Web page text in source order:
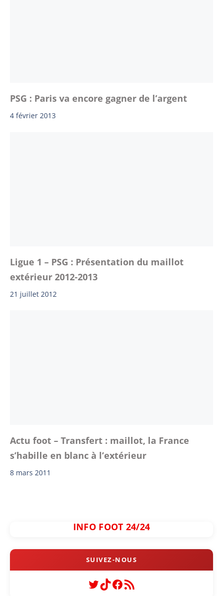
PSG : Paris va encore gagner de l’argent
4 février 2013
Ligue 1 – PSG : Présentation du maillot
extérieur 2012-2013
21 juillet 2012
Actu foot – Transfert : maillot, la France
s’habille en blanc à l’extérieur
8 mars 2011
INFO FOOT 24/24
Twitter
TikTok
Facebook
Flux RSS